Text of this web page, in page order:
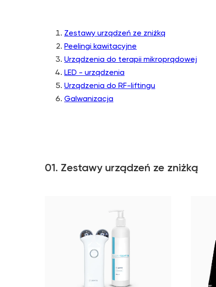
Zestawy urządzeń ze zniżką
Peelingi kawitacyjne
Urządzenia do terapii mikroprądowej
LED - urządzenia
Urządzenia do RF-liftingu
Galwanizacja
01. Zestawy urządzeń ze zniżką